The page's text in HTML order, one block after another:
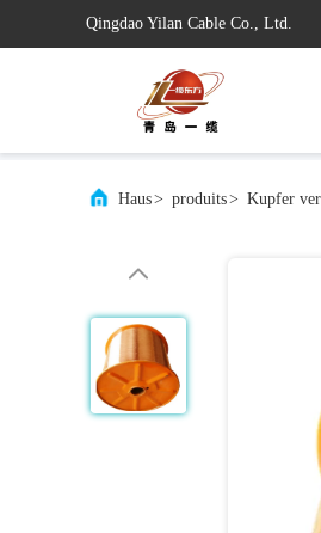
Qingdao Yilan Cable Co., Ltd.
Haus> produits> Kupfer